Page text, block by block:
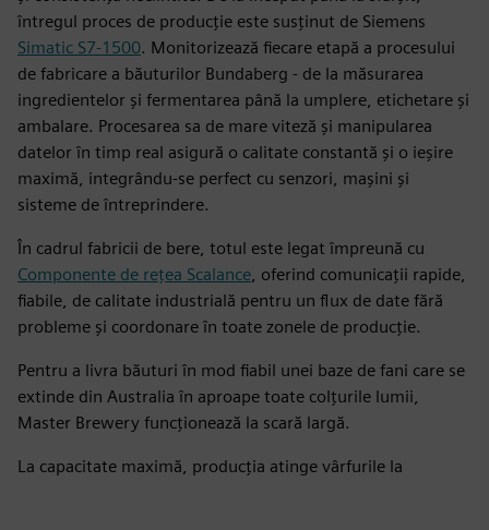
întregul proces de producție este susținut de Siemens
Simatic S7-1500. Monitorizează fiecare etapă a procesului
de fabricare a băuturilor Bundaberg - de la măsurarea
ingredientelor și fermentarea până la umplere, etichetare și
ambalare. Procesarea sa de mare viteză și manipularea
datelor în timp real asigură o calitate constantă și o ieșire
maximă, integrându-se perfect cu senzori, mașini și
sisteme de întreprindere.
În cadrul fabricii de bere, totul este legat împreună cu
Componente de rețea Scalance, oferind comunicații rapide,
fiabile, de calitate industrială pentru un flux de date fără
probleme și coordonare în toate zonele de producție.
Pentru a livra băuturi în mod fiabil unei baze de fani care se
extinde din Australia în aproape toate colțurile lumii,
Master Brewery funcționează la scară largă.
La capacitate maximă, producția atinge vârfurile la